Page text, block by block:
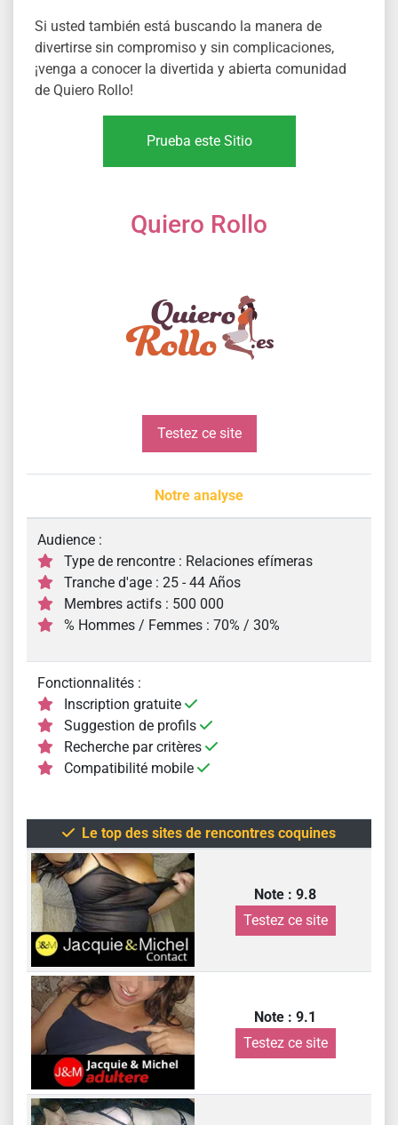
Si usted también está buscando la manera de
divertirse sin compromiso y sin complicaciones,
¡venga a conocer la divertida y abierta comunidad
de Quiero Rollo!
Prueba este Sitio
Quiero Rollo
Testez ce site
Notre analyse
Audience :
Type de rencontre : Relaciones efímeras
Tranche d'age : 25 - 44 Años
Membres actifs : 500 000
% Hommes / Femmes : 70% / 30%
Fonctionnalités :
Inscription gratuite
Suggestion de profils
Recherche par critères
Compatibilité mobile
Le top des sites de rencontres coquines
Note : 9.8
Testez ce site
Note : 9.1
Testez ce site